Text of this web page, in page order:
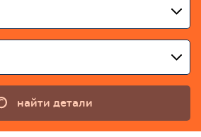
найти детали